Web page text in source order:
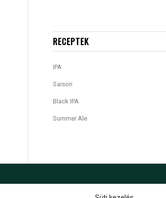
RECEPTEK
IPA
Saison
Black IPA
Summer Ale